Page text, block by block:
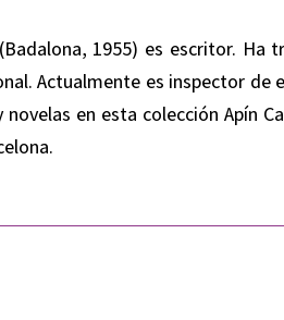
1955) es escritor. Ha
Actualmente es inspector de
en esta colección Apín